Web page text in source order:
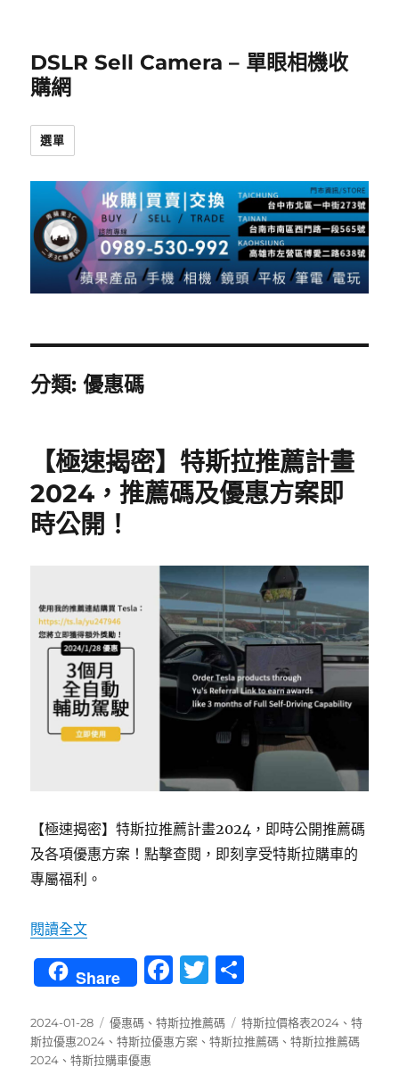
DSLR Sell Camera – 單眼相機收
購網
選單
分類:優惠碼
【極速揭密】特斯拉推薦計畫
2024，推薦碼及優惠方案即
時公開！
【極速揭密】特斯拉推薦計畫2024，即時公開推薦碼
及各項優惠方案！點擊查閱，即刻享受特斯拉購車的
專屬福利。
閱讀全文〈【極速揭密】特斯拉推薦計畫2024，推薦碼及
Share
F
c
e
T
it
te
發
佈
日
2024-01-28
分
類
優惠碼 、特斯拉推薦碼
標
籤
特斯拉價格表2024 、特
斯拉優惠2024 、特斯拉優惠方案 、特斯拉推薦碼 、特斯拉推薦碼
2024 、特斯拉購車優惠